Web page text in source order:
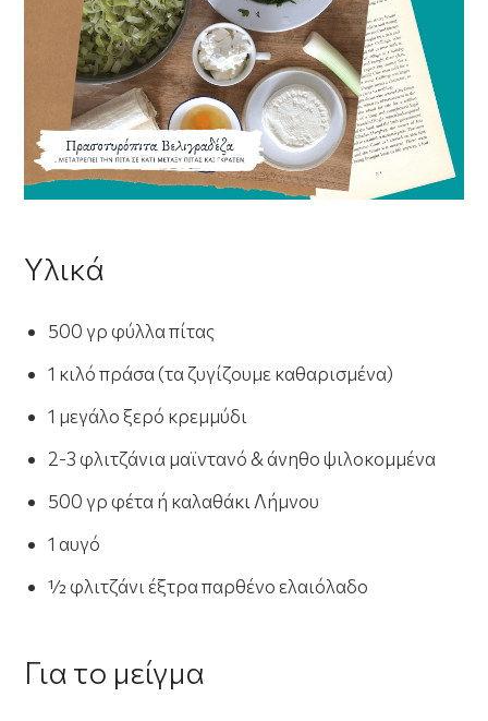
Υλικά
500 γρ φύλλα πίτας
1 κιλό πράσα (τα ζυγίζουμε καθαρισμένα)
1 μεγάλο ξερό κρεμμύδι
2-3 φλιτζάνια μαϊντανό & άνηθο ψιλοκομμένα
500 γρ φέτα ή καλαθάκι Λήμνου
1 αυγό
½ φλιτζάνι έξτρα παρθένο ελαιόλαδο
Για το μείγμα